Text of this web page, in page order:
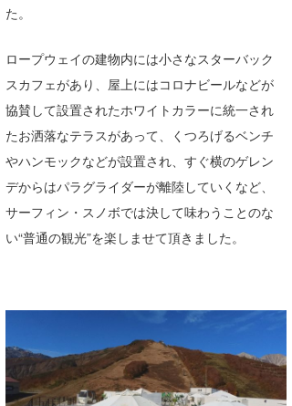
た。
ロープウェイの建物内には小さなスターバック
スカフェがあり、屋上にはコロナビールなどが
協賛して設置されたホワイトカラーに統一され
たお洒落なテラスがあって、くつろげるベンチ
やハンモックなどが設置され、すぐ横のゲレン
デからはパラグライダーが離陸していくなど、
サーフィン・スノボでは決して味わうことのな
い“普通の観光”を楽しませて頂きました。